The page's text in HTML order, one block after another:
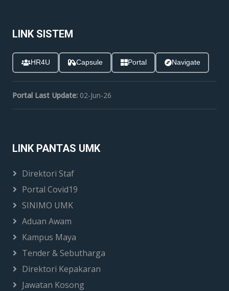
LINK SISTEM
HR4U Capsule Portal Navigate
Portal Last Update: 02-Jun-26
LINK PANTAS UMK
Direktori Staf
Portal Covid19
SINIMO UMK
Aduan Awam
Kampus Maya
Tender & Sebutharga
Direktori Kepakaran
Jawatan Kosong